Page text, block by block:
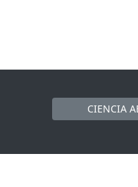
CIENCIA